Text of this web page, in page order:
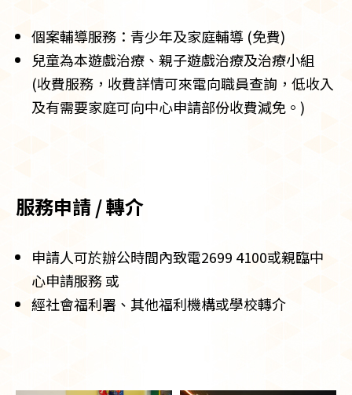
個案輔導服務：青少年及家庭輔導 (免費)
兒童為本遊戲治療、親子遊戲治療及治療小組
(收費服務，收費詳情可來電向職員查詢，低收入
及有需要家庭可向中心申請部份收費減免。)
服務申請 / 轉介
申請人可於辦公時間內致電2699 4100或親臨中
心申請服務 或
經社會福利署、其他福利機構或學校轉介